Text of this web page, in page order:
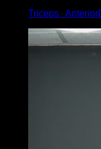
Triceps ∙